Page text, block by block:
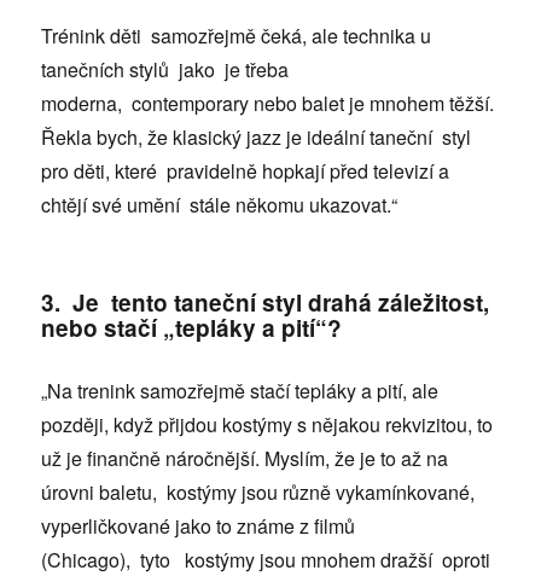
Trénink děti samozřejmě čeká, ale technika u
tanečních stylů jako je třeba
moderna, contemporary nebo balet je mnohem těžší.
Řekla bych, že klasický jazz je ideální taneční styl
pro děti, které pravidelně hopkají před televizí a
chtějí své umění stále někomu ukazovat.“
3. Je tento taneční styl drahá záležitost,
nebo stačí „tepláky a pití“?
„Na trenink samozřejmě stačí tepláky a pití, ale
později, když přijdou kostýmy s nějakou rekvizitou, to
už je finančně náročnější. Myslím, že je to až na
úrovni baletu, kostýmy jsou různě vykamínkované,
vyperličkované jako to známe z filmů
(Chicago), tyto kostýmy jsou mnohem dražší oproti